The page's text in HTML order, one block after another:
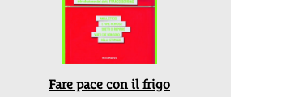
Fare pace con il frigo